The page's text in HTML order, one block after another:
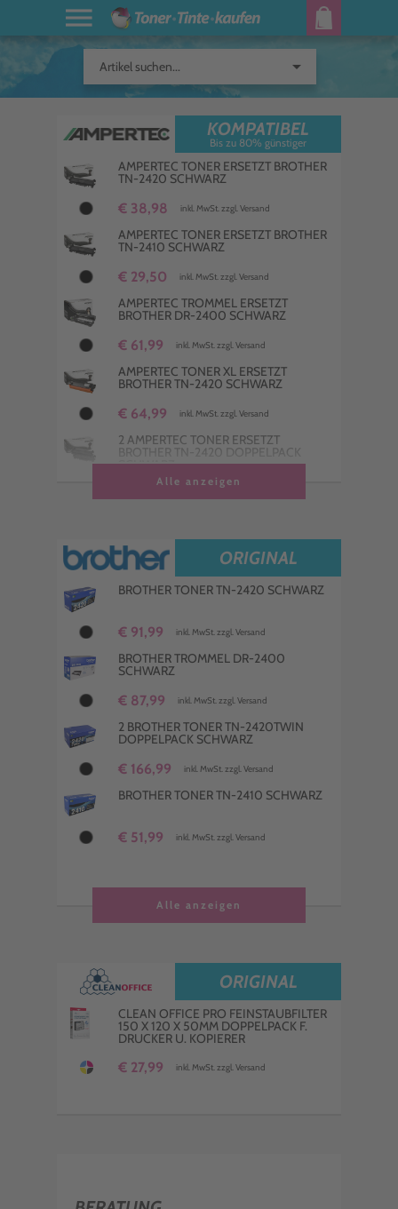
Artikel suchen... arrow_drop_down
KOMPATIBEL
Bis zu 80% günstiger
AMPERTEC TONER ERSETZT BROTHER
TN-2420 SCHWARZ
€ 38,98 inkl. MwSt. zzgl. Versand
AMPERTEC TONER ERSETZT BROTHER
TN-2410 SCHWARZ
€ 29,50 inkl. MwSt. zzgl. Versand
AMPERTEC TROMMEL ERSETZT
BROTHER DR-2400 SCHWARZ
€ 61,99 inkl. MwSt. zzgl. Versand
AMPERTEC TONER XL ERSETZT
BROTHER TN-2420 SCHWARZ
€ 64,99 inkl. MwSt. zzgl. Versand
2 AMPERTEC TONER ERSETZT
BROTHER TN-2420 DOPPELPACK
SCHWARZ
SCHWARZ
€ 139,99
SCHWARZ
€ 105,99 inkl. MwSt. zzgl. Versand
Alle anzeigen
ORIGINAL
BROTHER TONER TN-2420 SCHWARZ
€ 91,99 inkl. MwSt. zzgl. Versand
BROTHER TROMMEL DR-2400
SCHWARZ
€ 87,99 inkl. MwSt. zzgl. Versand
2 BROTHER TONER TN-2420TWIN
DOPPELPACK SCHWARZ
€ 166,99 inkl. MwSt. zzgl. Versand
BROTHER TONER TN-2410 SCHWARZ
€ 51,99 inkl. MwSt. zzgl. Versand
Alle anzeigen
ORIGINAL
CLEAN OFFICE PRO FEINSTAUBFILTER
150 X 120 X 50MM DOPPELPACK F.
DRUCKER U. KOPIERER
€ 27,99 inkl. MwSt. zzgl. Versand